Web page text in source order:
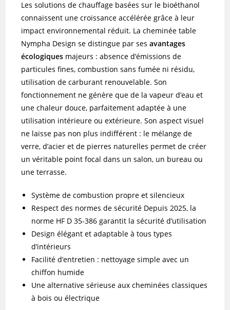
Les solutions de chauffage basées sur le bioéthanol
connaissent une croissance accélérée grâce à leur
impact environnemental réduit. La cheminée table
Nympha Design se distingue par sesavantages
écologiques majeurs : absence d’émissions de
particules fines, combustion sans fumée ni résidu,
utilisation de carburant renouvelable. Son
fonctionnement ne génère que de la vapeur d’eau et
une chaleur douce, parfaitement adaptée à une
utilisation intérieure ou extérieure. Son aspect visuel
ne laisse pas non plus indifférent : le mélange de
verre, d’acier et de pierres naturelles permet de créer
un véritable point focal dans un salon, un bureau ou
une terrasse.
Système de combustion propre et silencieux
Respect des normes de sécurité Depuis 2025, la
norme HF D 35-386 garantit la sécurité d’utilisation
Design élégant et adaptable à tous types
d’intérieurs
Facilité d’entretien : nettoyage simple avec un
chiffon humide
Une alternative sérieuse aux cheminées classiques
à bois ou électrique